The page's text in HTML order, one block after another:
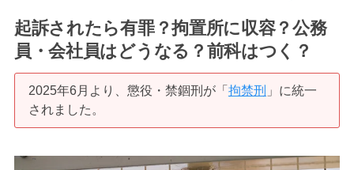
刑事事件 でお困りの方
刑事事件の無料相談
起訴されたら有罪？拘置所に収容？公務
員・会社員はどうなる？前科はつく？
2025年6月より、懲役・禁錮刑が「 拘禁刑 」に統一
されました。